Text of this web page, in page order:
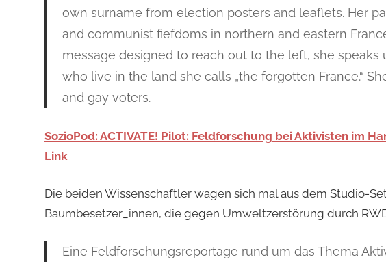
own surname from election posters and leaflets. Her
and communist fiefdoms in northern and eastern
message designed to reach out to the left, she
who live in the land she calls „the forgotten France.“
and gay voters.
SozioPod: ACTIVATE! Pilot: Feldforschung bei Aktivisten im
Link
Die beiden Wissenschaftler wagen sich mal aus dem Studio-
Baumbesetzer_innen, die gegen Umweltzerstörung durch
Eine Feldforschungsreportage rund um das Thema